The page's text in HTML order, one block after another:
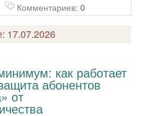
Комментариев: 0
17.07.2026
как работает
абонентов
от